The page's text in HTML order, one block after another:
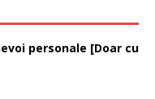
personale [Doar cu